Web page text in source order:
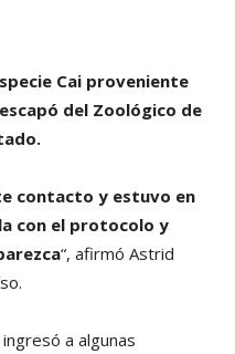
Cai proveniente
del Zoológico de
contacto y estuvo en
con el protocolo y
“, afirmó Astrid
a algunas